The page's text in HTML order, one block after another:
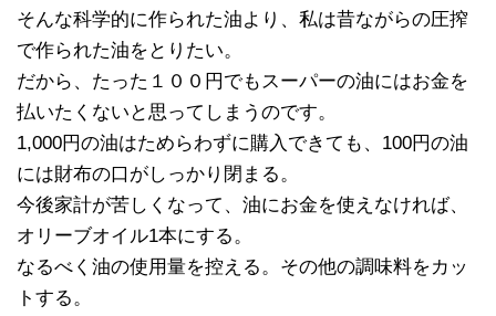
そんな科学的に作られた油より、私は昔ながらの圧搾
で作られた油をとりたい。
だから、たった１００円でもスーパーの油にはお金を
払いたくないと思ってしまうのです。
1,000円の油はためらわずに購入できても、100円の油
には財布の口がしっかり閉まる。
今後家計が苦しくなって、油にお金を使えなければ、
オリーブオイル1本にする。
なるべく油の使用量を控える。その他の調味料をカッ
トする。